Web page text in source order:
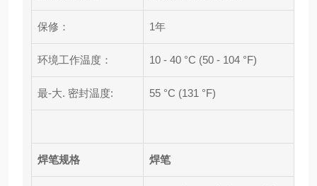
保修： 1年
环境工作温度： 10 - 40 °C (50 - 104 °F)
最-大. 密封温度: 55 °C (131 °F)
焊笔规格 焊笔